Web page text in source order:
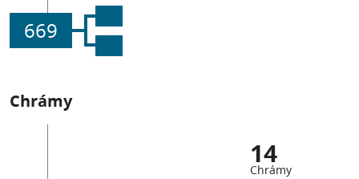
669
Chrámy
14
Chrámy